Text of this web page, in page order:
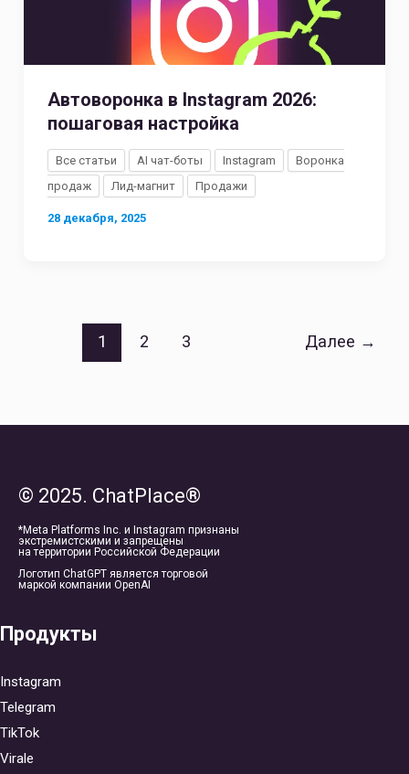
Автоворонка в Instagram 2026:
пошаговая настройка
Все статьи AI чат-боты Instagram
Воронка
продаж
Лид-магнит Продажи
28 декабря, 2025
1 2 3 Далее →
© 2025. ChatPlace®
*Meta Platforms Inc. и Instagram признаны
экстремистскими и запрещены
на территории Российской Федерации
Логотип ChatGPT является торговой
маркой компании OpenAI
Продукты
Instagram
Telegram
TikTok
Virale